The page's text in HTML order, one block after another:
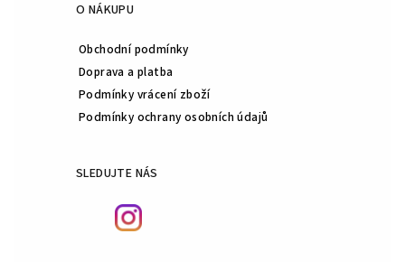
O NÁKUPU
Obchodní podmínky
Doprava a platba
Podmínky vrácení zboží
Podmínky ochrany osobních údajů
SLEDUJTE NÁS